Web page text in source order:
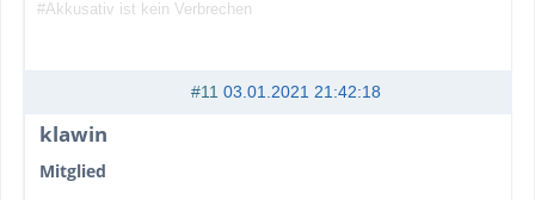
#Akkusativ ist kein Verbrechen
#11 03.01.2021 21:42:18
klawin
Mitglied